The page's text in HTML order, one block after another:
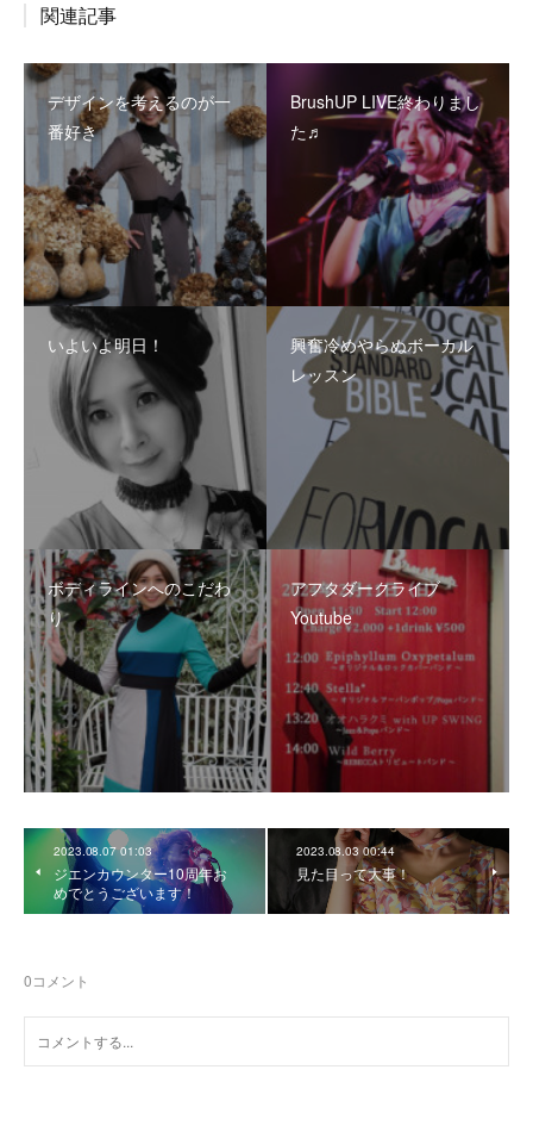
関連記事
デザインを考えるのが一
番好き
BrushUP LIVE終わりまし
た♬
いよいよ明日！
興奮冷めやらぬボーカル
レッスン
ボディラインへのこだわ
り
アフタダークライブ
Youtube
2023.08.07 01:03
ジエンカウンター10周年お
めでとうございます！
2023.08.03 00:44
見た目って大事！
0コメント